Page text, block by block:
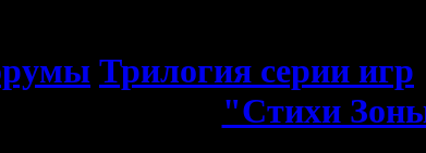
Трилогия серии игр
"Стихи